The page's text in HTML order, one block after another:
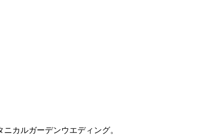
カルガーデンウエディング。